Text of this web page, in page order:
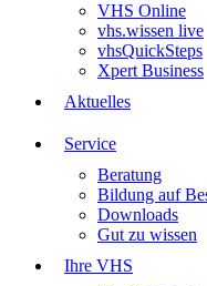
VHS Online
vhs.wissen live
vhsQuickSteps
Xpert Business
Aktuelles
Service
Beratung
Bildung auf
Downloads
Gut zu wissen
Ihre VHS